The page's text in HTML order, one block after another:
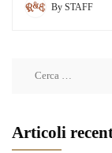
By STAFF
Articoli